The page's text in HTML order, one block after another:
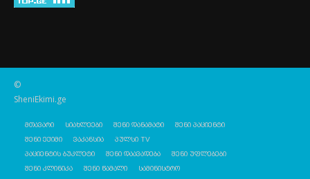
©
SheniEkimi.ge
მთავარი სიახლეები შენი დანამატი
შენი პაციენტი
შენი ექიმი
ვაკანსია
პულსი TV
პაციენტის ბუკლეტი
შენი დაავადება
შენი უფლებები
შენი კლინიკა
შენი წამალი
სამინისტრო